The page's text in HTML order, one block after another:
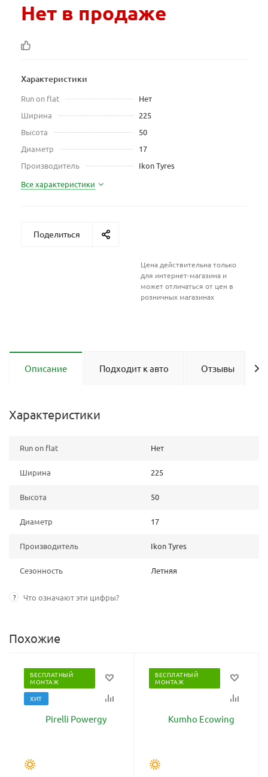
Нет в продаже
Характеристики
Run on flat
Нет
Ширина
225
Высота
50
Диаметр
17
Производитель
Ikon Tyres
Все характеристики
Поделиться
Цена действительна только
для интернет-магазина и
может отличаться от цен в
розничных магазинах
Описание Подходит к авто Отзывы
Характеристики
Run on flat Нет
Ширина 225
Высота 50
Диаметр 17
Производитель Ikon Tyres
Сезонность Летняя
? Что означают эти цифры?
Похожие
БЕСПЛАТНЫЙ
МОНТАЖ
ХИТ
БЕСПЛАТНЫЙ
МОНТАЖ